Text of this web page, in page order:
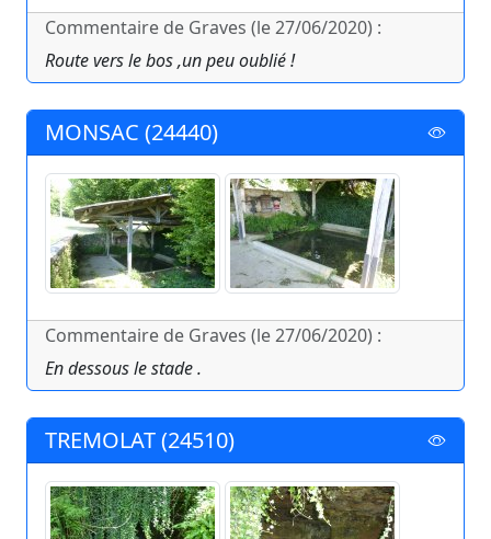
Commentaire de Graves (le 27/06/2020) :
Route vers le bos ,un peu oublié !
MONSAC (24440)
Commentaire de Graves (le 27/06/2020) :
En dessous le stade .
TREMOLAT (24510)